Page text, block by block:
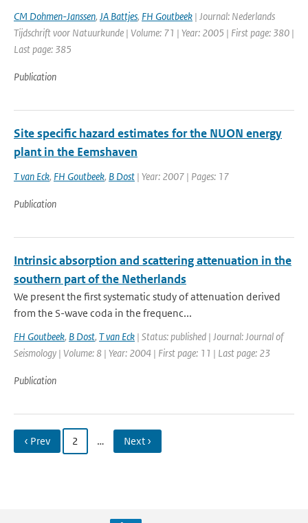
CM Dohmen-Janssen, JA Battjes, FH Goutbeek | Journal: Nederlands
Tijdschrift voor Natuurkunde | Volume: 71 | Year: 2005 | First page: 380 |
Last page: 385
Publication
Site specific hazard estimates for the NUON energy
plant in the Eemshaven
T van Eck, FH Goutbeek, B Dost | Year: 2007 | Pages: 17
Publication
Intrinsic absorption and scattering attenuation in the
southern part of the Netherlands
We present the first systematic study of attenuation derived
from the S-wave coda in the frequenc...
FH Goutbeek, B Dost, T van Eck | Status: published | Journal: Journal of
Seismology | Volume: 8 | Year: 2004 | First page: 11 | Last page: 23
Publication
‹ Prev 2 … Next ›